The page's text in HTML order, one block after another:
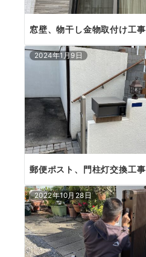
窓壁、物干し金物取付け工事
2024年1月9日
郵便ポスト、門柱灯交換工事
2022年10月28日